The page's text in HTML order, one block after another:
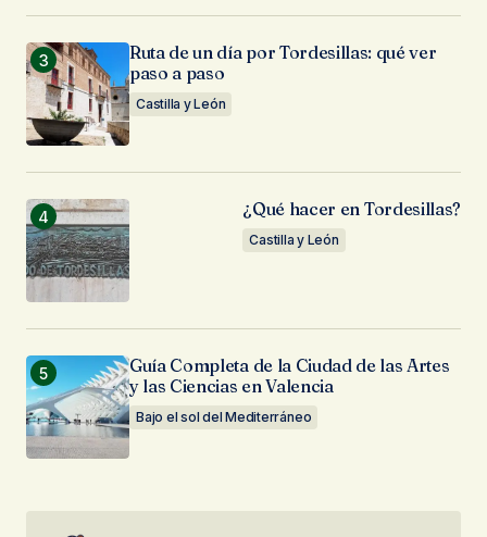
Ruta de un día por Tordesillas: qué ver
paso a paso
Castilla y León
¿Qué hacer en Tordesillas?
Castilla y León
Guía Completa de la Ciudad de las Artes
y las Ciencias en Valencia
Bajo el sol del Mediterráneo